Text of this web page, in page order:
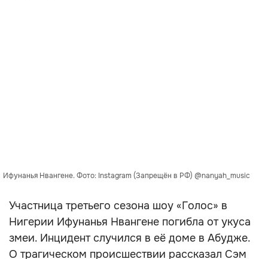
Ифунанья Нвангене. Фото: Instagram (Запрещён в РФ) @nanyah_music
Участница третьего сезона шоу «Голос» в
Нигерии Ифунанья Нвангене погибла от укуса
змеи. Инцидент случился в её доме в Абудже.
О трагическом происшествии рассказал Сэм